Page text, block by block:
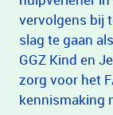
vervolgens bij
slag te gaan
GGZ Kind en
zorg voor het
kennismaking